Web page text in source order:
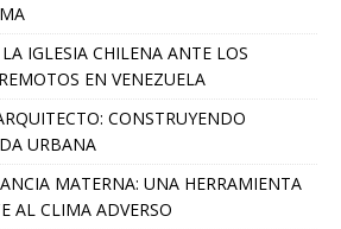
IGLESIA CHILENA ANTE LOS
EN VENEZUELA
CONSTRUYENDO
URBANA
MATERNA: UNA HERRAMIENTA
AL CLIMA ADVERSO